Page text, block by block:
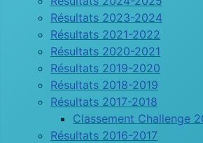
Résultats 2023-2024
Résultats 2021-2022
Résultats 2020-2021
Résultats 2019-2020
Résultats 2018-2019
Résultats 2017-2018
Classement Challenge
Résultats 2016-2017